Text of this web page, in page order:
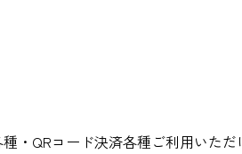
・QRコード決済各種ご利用いた